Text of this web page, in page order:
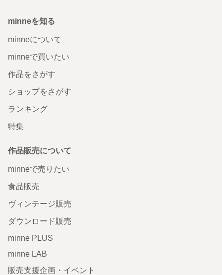
minneを知る
minneについて
minneで買いたい
作品をさがす
ショップをさがす
ランキング
特集
作品販売について
minneで売りたい
食品販売
ヴィンテージ販売
ダウンロード販売
minne PLUS
minne LAB
販売支援企画・イベント